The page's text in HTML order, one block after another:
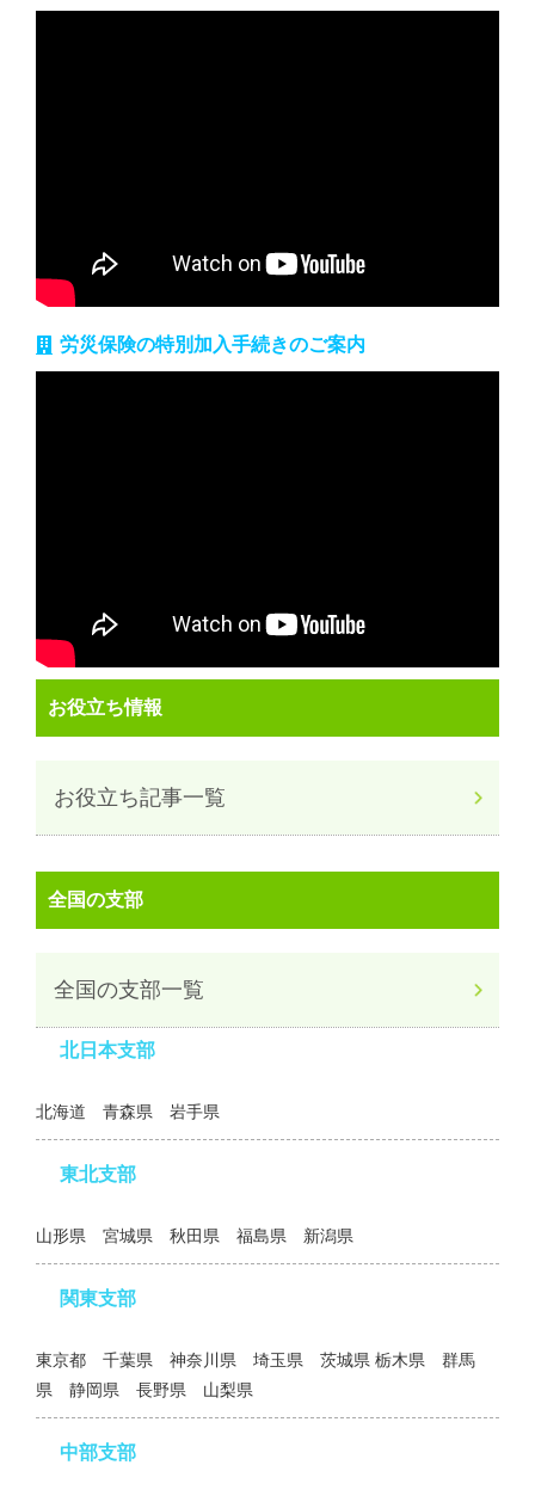
労災保険の特別加入手続きのご案内
お役立ち情報
お役立ち記事一覧
全国の支部
全国の支部一覧
北日本支部
北海道 青森県 岩手県
東北支部
山形県 宮城県 秋田県 福島県 新潟県
関東支部
東京都 千葉県 神奈川県 埼玉県 茨城県 栃木県 群馬
県 静岡県 長野県 山梨県
中部支部